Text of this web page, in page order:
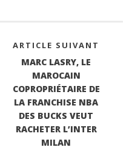
ARTICLE SUIVANT
MARC LASRY, LE
MAROCAIN
COPROPRIÉTAIRE DE
LA FRANCHISE NBA
DES BUCKS VEUT
RACHETER L’INTER
MILAN